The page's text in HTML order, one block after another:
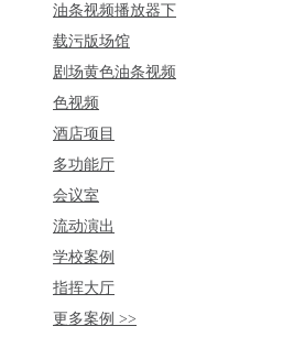
油条视频播放器下
载污版场馆
剧场黄色油条视频
色视频
酒店项目
多功能厅
会议室
流动演出
学校案例
指挥大厅
更多案例 >>